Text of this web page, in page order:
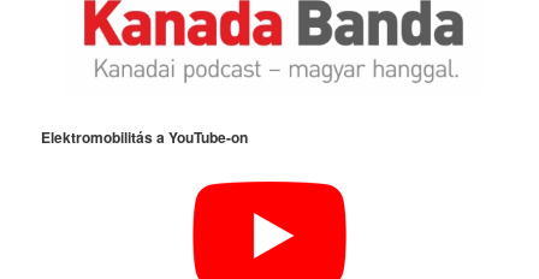
Elektromobilitás a YouTube-on